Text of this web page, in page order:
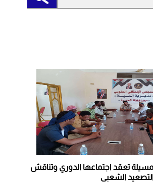
تعقد اجتماعها الدوري وتناقش
الشعبي